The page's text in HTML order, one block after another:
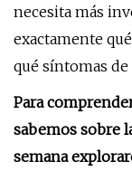
necesita más
exactamente
qué síntomas de
Para
sabemos sobre
semana